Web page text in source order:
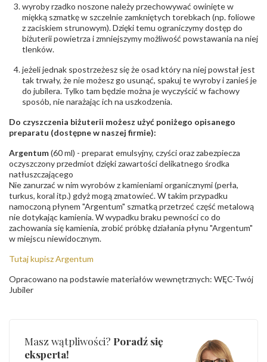
wyroby rzadko noszone należy przechowywać owinięte w
miękką szmatkę w szczelnie zamkniętych torebkach (np. foliowe
z zaciskiem strunowym). Dzięki temu ograniczymy dostęp do
biżuterii powietrza i zmniejszymy możliwość powstawania na niej
tlenków.
jeżeli jednak spostrzeżesz się że osad który na niej powstał jest
tak trwały, że nie możesz go usunąć, spakuj te wyroby i zanieś je
do jubilera. Tylko tam będzie można je wyczyścić w fachowy
sposób, nie narażając ich na uszkodzenia.
Do czyszczenia biżuterii możesz użyć poniżego opisanego
preparatu (dostępne w naszej firmie):
Argentum(60 ml) - preparat emulsyjny, czyści oraz zabezpiecza
oczyszczony przedmiot dzięki zawartości delikatnego środka
natłuszczającego
Nie zanurzać w nim wyrobów z kamieniami organicznymi (perła,
turkus, koral itp.) gdyż mogą zmatowieć. W takim przypadku
namoczoną płynem "Argentum" szmatką przetrzeć część metalową
nie dotykając kamienia. W wypadku braku pewności co do
zachowania się kamienia, zrobić próbkę działania płynu "Argentum"
w miejscu niewidocznym.
Tutaj kupisz Argentum
Opracowano na podstawie materiałów wewnętrznych: WĘC-Twój
Jubiler
Masz wątpliwości? Poradź się
eksperta!